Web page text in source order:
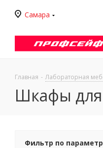
Самара
Главная - Лабораторная
Шкафы для
Фильтр по